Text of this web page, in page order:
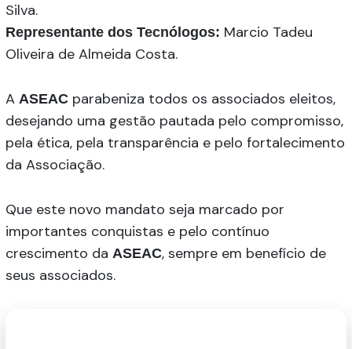
Silva.
Representante dos Tecnólogos: Marcio Tadeu
Oliveira de Almeida Costa.
AASEAC parabeniza todos os associados eleitos,
desejando uma gestão pautada pelo compromisso,
pela ética, pela transparência e pelo fortalecimento
da Associação.
Que este novo mandato seja marcado por
importantes conquistas e pelo contínuo
crescimento daASEAC, sempre em benefício de
seus associados.